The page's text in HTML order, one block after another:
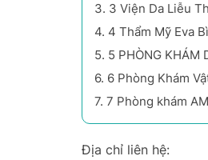
3. 3 Viện Da Liễu
4. 4 Thẩm Mỹ Eva
5. 5 PHÒNG KHÁM
6. 6 Phòng Khám
7. 7 Phòng khám
Địa chỉ liên hệ: